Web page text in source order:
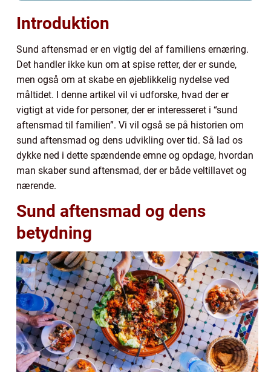
Introduktion
Sund aftensmad er en vigtig del af familiens ernæring.
Det handler ikke kun om at spise retter, der er sunde,
men også om at skabe en øjeblikkelig nydelse ved
måltidet. I denne artikel vil vi udforske, hvad der er
vigtigt at vide for personer, der er interesseret i “sund
aftensmad til familien”. Vi vil også se på historien om
sund aftensmad og dens udvikling over tid. Så lad os
dykke ned i dette spændende emne og opdage, hvordan
man skaber sund aftensmad, der er både veltillavet og
nærende.
Sund aftensmad og dens
betydning